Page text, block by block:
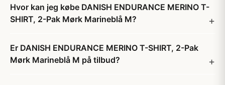
Hvor kan jeg købe DANISH ENDURANCE MERINO T-
SHIRT, 2-Pak Mørk Marineblå M?
Er DANISH ENDURANCE MERINO T-SHIRT, 2-Pak
Mørk Marineblå M på tilbud?